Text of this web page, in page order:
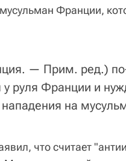
Франции,
— Прим. ред.)
у руля Франции и
на
что считает